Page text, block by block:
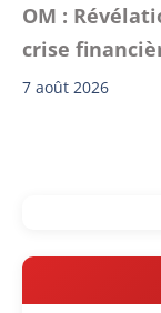
OM :
crise
7 août 2026